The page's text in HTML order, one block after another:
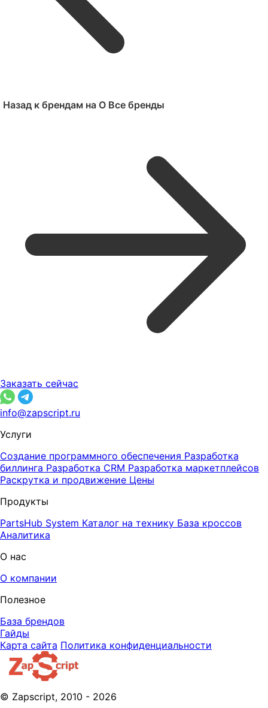
Назад к брендам на O Все бренды
Заказать сейчас
info@zapscript.ru
Услуги
Создание программного обеспечения Разработка
биллинга Разработка CRM Разработка маркетплейсов
Раскрутка и продвижение Цены
Продукты
PartsHub System Каталог на технику База кроссов
Аналитика
О нас
О компании
Полезное
База брендов
Гайды
Карта сайта Политика конфиденциальности
© Zapscript, 2010 - 2026